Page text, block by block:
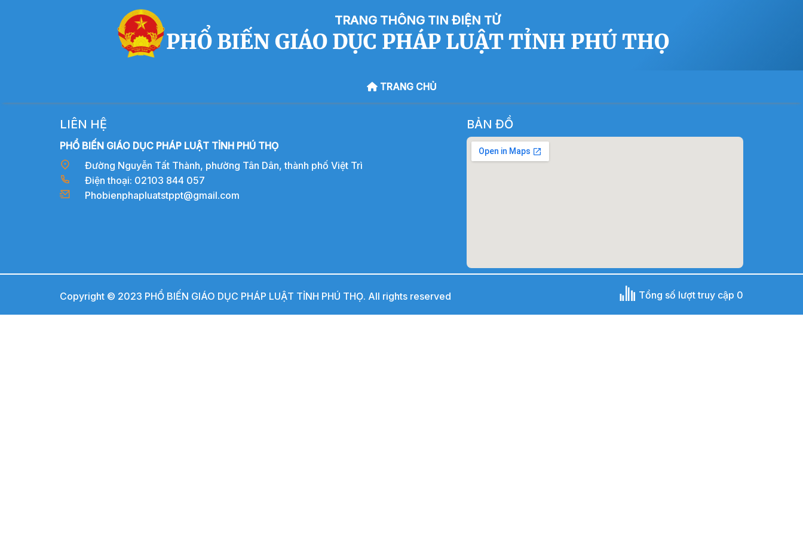
TRANG THÔNG TIN ĐIỆN TỬ
PHỔ BIẾN GIÁO DỤC PHÁP LUẬT TỈNH PHÚ THỌ
TRANG CHỦ
LIÊN HỆ
PHỔ BIẾN GIÁO DỤC PHÁP LUẬT TỈNH PHÚ THỌ
Đường Nguyễn Tất Thành, phường Tân Dân, thành phố Việt Trì
Điện thoại: 02103 844 057
Phobienphapluatstppt@gmail.com
BẢN ĐỒ
Copyright © 2023 PHỔ BIẾN GIÁO DỤC PHÁP LUẬT TỈNH PHÚ THỌ. All rights reserved Tổng số lượt truy cập 0